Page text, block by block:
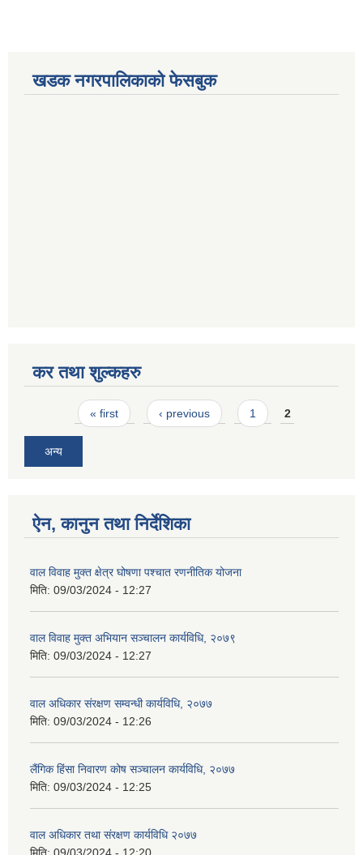
खडक नगरपालिकाको फेसबुक
कर तथा शुल्कहरु
Pages« first ‹ previous 1 2
अन्य
ऐन, कानुन तथा निर्देशिका
वाल विवाह मुक्त क्षेत्र घोषणा पश्चात रणनीतिक योजना
मिति: 09/03/2024 - 12:27
वाल विवाह मुक्त अभियान सञ्चालन कार्यविधि, २०७९
मिति: 09/03/2024 - 12:27
वाल अधिकार संरक्षण सम्वन्धी कार्यविधि, २०७७
मिति: 09/03/2024 - 12:26
लैंगिक हिंसा निवारण कोष सञ्चालन कार्यविधि, २०७७
मिति: 09/03/2024 - 12:25
वाल अधिकार तथा संरक्षण कार्यविधि २०७७
मिति: 09/03/2024 - 12:20